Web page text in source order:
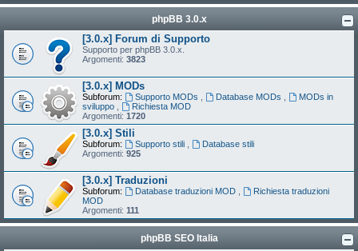
phpBB 3.0.x
[3.0.x] Forum di Supporto
Supporto per phpBB 3.0.x.
Argomenti: 3823
[3.0.x] MODs
Subforum: Supporto MODs Database MODs
MODs in
sviluppo
Richiesta MOD
Argomenti: 1720
[3.0.x] Stili
Subforum: Supporto stili
Database stili
Argomenti: 925
[3.0.x] Traduzioni
Subforum: Database traduzioni MOD
Richiesta traduzioni
MOD
Argomenti: 111
phpBB SEO Italia